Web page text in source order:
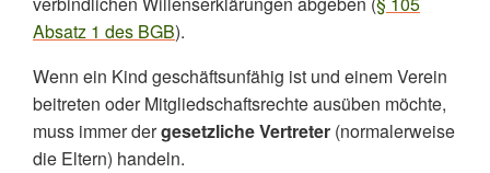
Absatz 1 des BGB).
Wenn ein Kind geschäftsunfähig ist und einem Verein
beitreten oder Mitgliedschaftsrechte ausüben möchte,
muss immer dergesetzliche Vertreter (normalerweise
die Eltern) handeln.